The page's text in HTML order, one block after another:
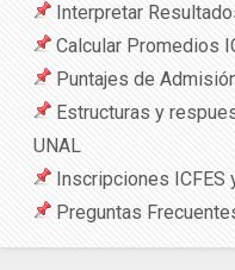
Interpretar
Calcular Promedios
Puntajes de
Estructuras y
UNAL
Inscripciones ICFES
Preguntas